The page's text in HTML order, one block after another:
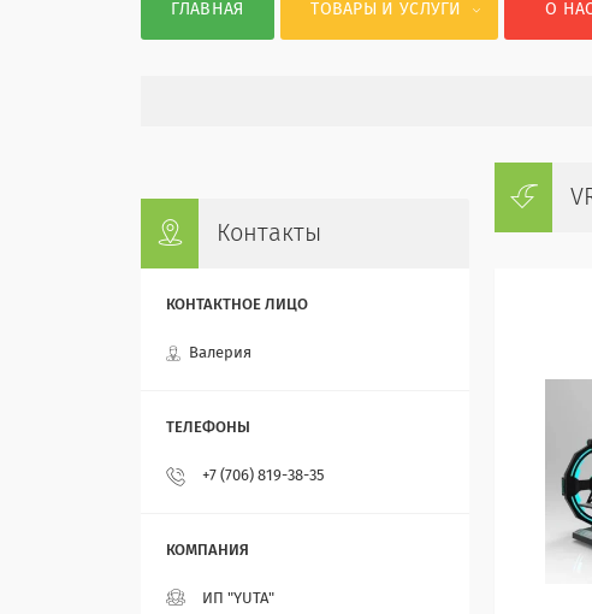
ГЛАВНАЯ ТОВАРЫ И УСЛУГИ О
Контакты
Валерия
+7 (706) 819-38-35
ИП "YUTA"